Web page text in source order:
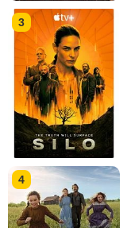
3
4